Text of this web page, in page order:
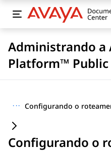
Administrando a
Platform™ Public
··· Configurando o
Configurando o